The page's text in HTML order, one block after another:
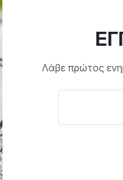
Λάβε πρώτος